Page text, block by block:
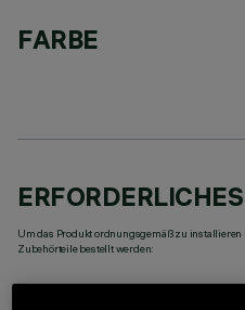
FARBE
Um das Produkt ordnungsgemäß zu
Zubehörteile bestellt werden: